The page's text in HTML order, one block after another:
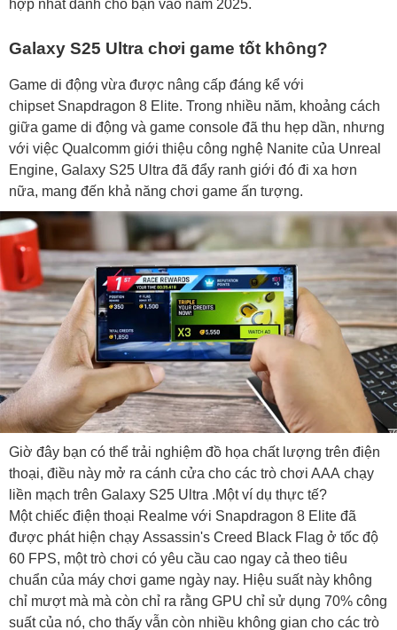
hợp nhất dành cho bạn vào năm 2025.
Galaxy S25 Ultra chơi game tốt không?
Game di động vừa được nâng cấp đáng kể với
chipset Snapdragon 8 Elite. Trong nhiều năm, khoảng cách
giữa game di động và game console đã thu hẹp dần, nhưng
với việc Qualcomm giới thiệu công nghệ Nanite của Unreal
Engine, Galaxy S25 Ultra đã đẩy ranh giới đó đi xa hơn
nữa, mang đến khả năng chơi game ấn tượng.
Giờ đây bạn có thể trải nghiệm đồ họa chất lượng trên điện
thoại, điều này mở ra cánh cửa cho các trò chơi AAA chạy
liền mạch trên Galaxy S25 Ultra .Một ví dụ thực tế?
Một chiếc điện thoại Realme với Snapdragon 8 Elite đã
được phát hiện chạy Assassin's Creed Black Flag ở tốc độ
60 FPS, một trò chơi có yêu cầu cao ngay cả theo tiêu
chuẩn của máy chơi game ngày nay. Hiệu suất này không
chỉ mượt mà mà còn chỉ ra rằng GPU chỉ sử dụng 70% công
suất của nó, cho thấy vẫn còn nhiều không gian cho các trò